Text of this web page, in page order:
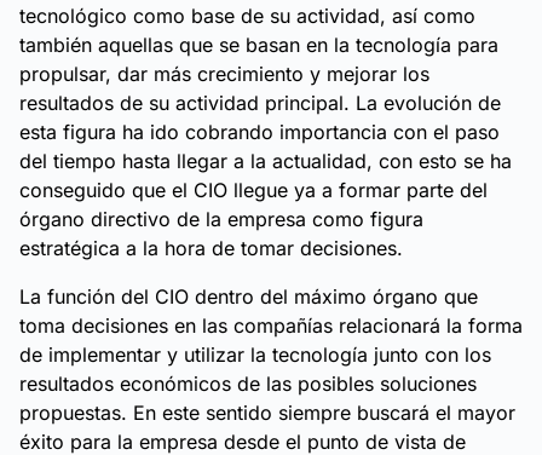
tecnológico como base de su actividad, así como
también aquellas que se basan en la tecnología para
propulsar, dar más crecimiento y mejorar los
resultados de su actividad principal. La evolución de
esta figura ha ido cobrando importancia con el paso
del tiempo hasta llegar a la actualidad, con esto se ha
conseguido que el CIO llegue ya a formar parte del
órgano directivo de la empresa como figura
estratégica a la hora de tomar decisiones.
La función del CIO dentro del máximo órgano que
toma decisiones en las compañías relacionará la forma
de implementar y utilizar la tecnología junto con los
resultados económicos de las posibles soluciones
propuestas. En este sentido siempre buscará el mayor
éxito para la empresa desde el punto de vista de